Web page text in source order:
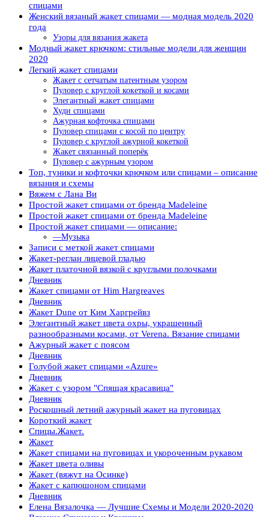
спицами
Женский вязаный жакет спицами — модная модель 2020
года
Узоры для вязания жакета
Модный жакет крючком: стильные модели для женщин
2020
Легкий жакет спицами
Жакет с сетчатым патентным узором
Пуловер с круглой кокеткой и косами
Элегантный жакет спицами
Худи спицами
Ажурная кофточка спицами
Пуловер спицами с косой по центру
Пуловер с круглой ажурной кокеткой
Жакет связанный поперёк
Пуловер с ажурным узором
Топ, туники и кофточки крючком или спицами – описание
вязания и схемы
Вяжем с Лана Ви
Простой жакет спицами от бренда Madeleine
Простой жакет спицами от бренда Madeleine
Простой жакет спицами — описание:
—Музыка
Записи с меткой жакет спицами
Жакет-реглан лицевой гладью
Жакет платочной вязкой с круглыми полочками
Дневник
Жакет спицами от Him Hargreaves
Дневник
Жакет Dune от Ким Харгрейвз
Элегантный жакет цвета охры, украшенный
разнообразными косами, от Verena. Вязание спицами
Ажурный жакет с поясом
Дневник
Голубой жакет спицами «Azure»
Дневник
Жакет с узором "Спящая красавица"
Дневник
Роскошный летний ажурный жакет на пуговицах
Короткий жакет
Спицы.Жакет.
Жакет
Жакет спицами на пуговицах и укороченным рукавом
Жакет цвета оливы
Жакет (вяжут на Осинке)
Жакет с капюшоном спицами
Дневник
Елена Вязалочка — Лучшие Схемы и Модели 2020-2020